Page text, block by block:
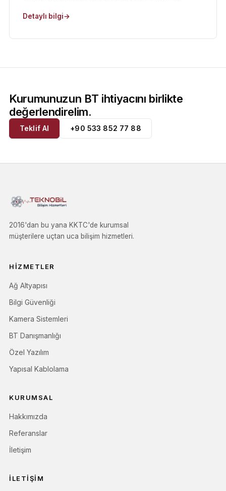
Detaylı bilgi
Kurumunuzun BT ihtiyacını birlikte
değerlendirelim.
Teklif Al +90 533 852 77 88
2016'dan bu yana KKTC'de kurumsal
müşterilere uçtan uca bilişim hizmetleri.
HIZMETLER
Ağ Altyapısı
Bilgi Güvenliği
Kamera Sistemleri
BT Danışmanlığı
Özel Yazılım
Yapısal Kablolama
KURUMSAL
Hakkımızda
Referanslar
İletişim
İLETIŞIM